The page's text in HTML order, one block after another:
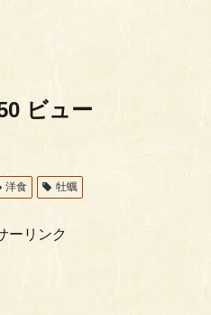
ビュー
洋食 牡蠣
ーリンク